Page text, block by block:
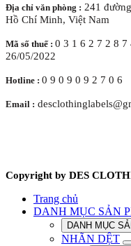
Địa chỉ văn phòng : 241
Hồ Chí Minh, Việt Nam
Mã số thuế : 0 3 1 6 2 7 2 8 7
26/05/2022
Hotline : 0 9 0 9 0 9 2 7 0 6
Email :
Copyright by DES
Trang chủ
DANH MỤC SẢN
DANH MỤC
NHÃN DỆT